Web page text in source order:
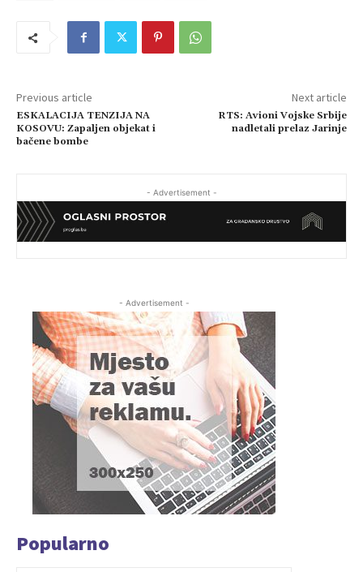
Previous article
ESKALACIJA TENZIJA NA
KOSOVU: Zapaljen objekat i
bačene bombe
Next article
RTS: Avioni Vojske Srbije
nadletali prelaz Jarinje
- Advertisement -
- Advertisement -
Popularno